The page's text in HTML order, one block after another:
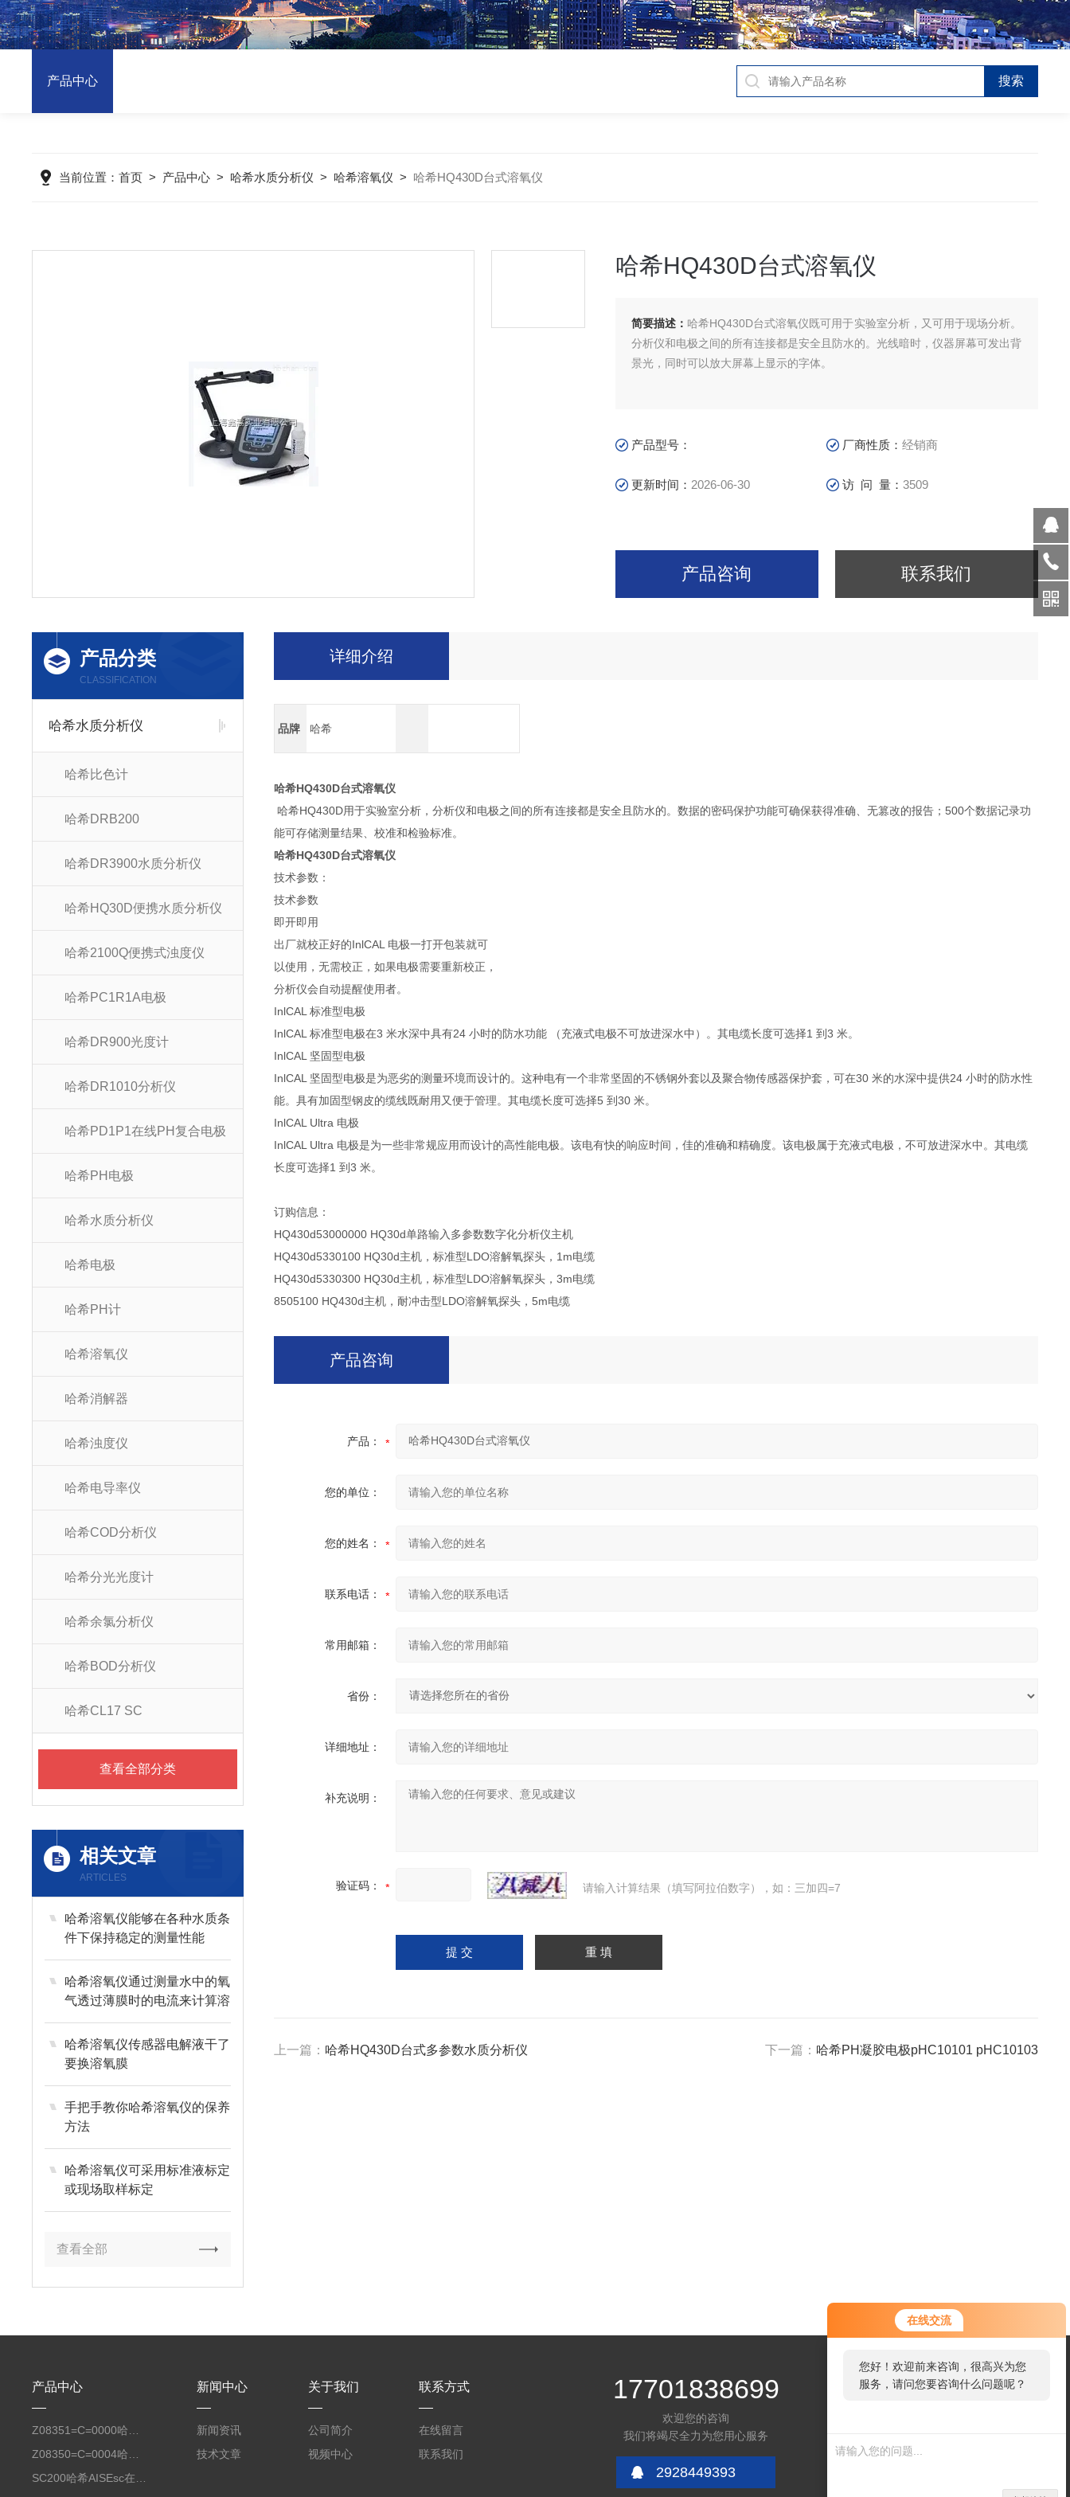
在线交流
您好！欢迎前来咨询，很高兴为您
服务，请问您要咨询什么问题呢？
产品中心
当前位置：首页 > 产品中心 > 哈希水质分析仪 > 哈希溶氧仪 > 哈希HQ430D台式溶氧仪
哈希HQ430D台式溶氧仪
简要描述： 哈希HQ430D台式溶氧仪既可用于实验室分析，又可用于现场分析。
分析仪和电极之间的所有连接都是安全且防水的。光线暗时，仪器屏幕可发出背
景光，同时可以放大屏幕上显示的字体。
产品型号： 厂商性质：经销商
更新时间： 2026-06-30 访 问 量：3509
产品咨询 联系我们
产品分类
CLASSIFICATION
哈希水质分析仪
哈希比色计
哈希DRB200
哈希DR3900水质分析仪
哈希HQ30D便携水质分析仪
哈希2100Q便携式浊度仪
哈希PC1R1A电极
哈希DR900光度计
哈希DR1010分析仪
哈希PD1P1在线PH复合电极
哈希PH电极
哈希水质分析仪
哈希电极
哈希PH计
哈希溶氧仪
哈希消解器
哈希浊度仪
哈希电导率仪
哈希COD分析仪
哈希分光光度计
哈希余氯分析仪
哈希BOD分析仪
哈希CL17 SC
查看全部分类
相关文章
ARTICLES
哈希溶氧仪能够在各种水质条
件下保持稳定的测量性能
哈希溶氧仪通过测量水中的氧
气透过薄膜时的电流来计算溶
解氧浓度
哈希溶氧仪传感器电解液干了
要换溶氧膜
手把手教你哈希溶氧仪的保养
方法
哈希溶氧仪可采用标准液标定
或现场取样标定
查看全部
详细介绍
品牌 哈希
哈希HQ430D台式溶氧仪
哈希HQ430D用于实验室分析，分析仪和电极之间的所有连接都是安全且防水的。数据的密码保护功能可确保获得准确、无篡改的报告；500个数据记录功
能可存储测量结果、校准和检验标准。
哈希HQ430D台式溶氧仪
技术参数：
技术参数
即开即用
出厂就校正好的InlCAL 电极一打开包装就可
以使用，无需校正，如果电极需要重新校正，
分析仪会自动提醒使用者。
InlCAL 标准型电极
InlCAL 标准型电极在3 米水深中具有24 小时的防水功能 （充液式电极不可放进深水中）。其电缆长度可选择1 到3 米。
InlCAL 坚固型电极
InlCAL 坚固型电极是为恶劣的测量环境而设计的。这种电有一个非常坚固的不锈钢外套以及聚合物传感器保护套，可在30 米的水深中提供24 小时的防水性
能。具有加固型钢皮的缆线既耐用又便于管理。其电缆长度可选择5 到30 米。
InlCAL Ultra 电极
InlCAL Ultra 电极是为一些非常规应用而设计的高性能电极。该电有快的响应时间，佳的准确和精确度。该电极属于充液式电极，不可放进深水中。其电缆
长度可选择1 到3 米。
订购信息：
HQ430d53000000 HQ30d单路输入多参数数字化分析仪主机
HQ430d5330100 HQ30d主机，标准型LDO溶解氧探头，1m电缆
HQ430d5330300 HQ30d主机，标准型LDO溶解氧探头，3m电缆
8505100 HQ430d主机，耐冲击型LDO溶解氧探头，5m电缆
产品咨询
产品：
您的单位：
您的姓名：
联系电话：
常用邮箱：
省份：
详细地址：
补充说明：
验证码： 请输入计算结果（填写阿拉伯数字），如：三加四=7
上一篇： 哈希HQ430D台式多参数水质分析仪 下一篇： 哈希PH凝胶电极pHC10101 pHC10103
产品中心 新闻中心
新闻资讯
技术文章
关于我们
公司简介
视频中心
联系方式
在线留言
联系我们
17701838699
欢迎您的咨询
我们将竭尽全力为您用心服务
2928449393
微信咨询